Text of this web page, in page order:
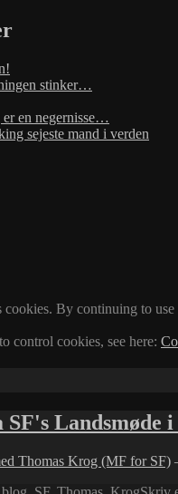
stinker…
er en negernisse…
sejeste mand i verden
By continuing to
control cookies, see here:
Landsmøde
Thomas Krog (MF for SF)